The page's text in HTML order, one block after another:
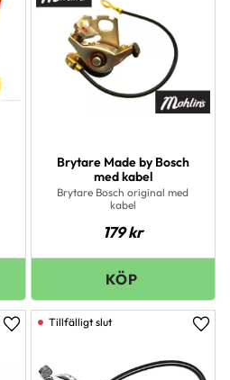
Brytare Made by Bosch
med kabel
Brytare Bosch original med
kabel
179kr
Lägg till i favoriter